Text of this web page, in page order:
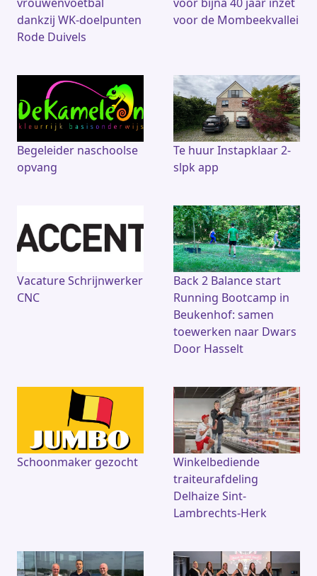
dankzij WK-doelpunten
Rode Duivels
voor de Mombeekvallei
Begeleider naschoolse
opvang
Te huur Instapklaar 2-
slpk app
Vacature Schrijnwerker
CNC
Back 2 Balance start
Running Bootcamp in
Beukenhof: samen
toewerken naar Dwars
Door Hasselt
Schoonmaker gezocht
Winkelbediende
traiteurafdeling
Delhaize Sint-
Lambrechts-Herk